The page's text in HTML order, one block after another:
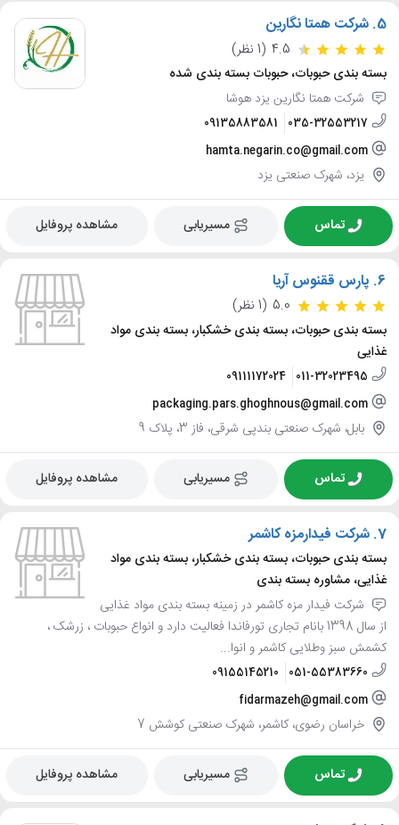
5. شرکت همتا نگارین
4.5 (1 نظر)
بسته بندی حبوبات، حبوبات بسته بندی شده
شرکت همتا نگارین یزد هوشا
035-32553217
09135883581
hamta.negarin.co@gmail.com
یزد، شهرک صنعتی یزد
تماس مسیریابی مشاهده پروفایل
6. پارس ققنوس آریا
5.0 (1 نظر)
بسته بندی حبوبات، بسته بندی خشکبار، بسته بندی مواد
غذایی
011-32023495
09111172024
packaging.pars.ghoghnous@gmail.com
بابل، شهرک صنعتی بندپی شرقی، فاز 3، پلاک 9
تماس مسیریابی مشاهده پروفایل
7. شرکت فیدارمزه کاشمر
بسته بندی حبوبات، بسته بندی خشکبار، بسته بندی مواد
غذایی، مشاوره بسته بندی
شرکت فیدار مزه کاشمر در زمینه بسته بندی مواد غذایی
از سال 1398 بانام تجاری تورفاندا فعالیت دارد و انواع حبوبات ، زرشک ،
کشمش سبز وطلایی کاشمر و انوا...
051-55383660
09155145210
fidarmazeh@gmail.com
خراسان رضوی، کاشمر، شهرک صنعتی کوشش 7
تماس مسیریابی مشاهده پروفایل